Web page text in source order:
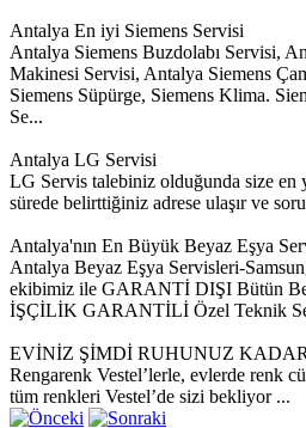
Antalya En iyi Siemens Servisi
Antalya Siemens Buzdolabı Servisi,
Makinesi Servisi, Antalya Siemens
Siemens Süpürge, Siemens Klima.
Se...
Antalya LG Servisi
LG Servis talebiniz olduğunda size en
sürede belirttiğiniz adrese ulaşır ve
Antalya'nın En Büyük Beyaz Eşya
Antalya Beyaz Eşya Servisleri-
ekibimiz ile GARANTİ DIŞI Bütün
İŞÇİLİK GARANTİLİ Özel Teknik
EVİNİZ ŞİMDİ RUHUNUZ
Rengarenk Vestel’lerle, evlerde renk
tüm renkleri Vestel’de sizi bekliyor ...